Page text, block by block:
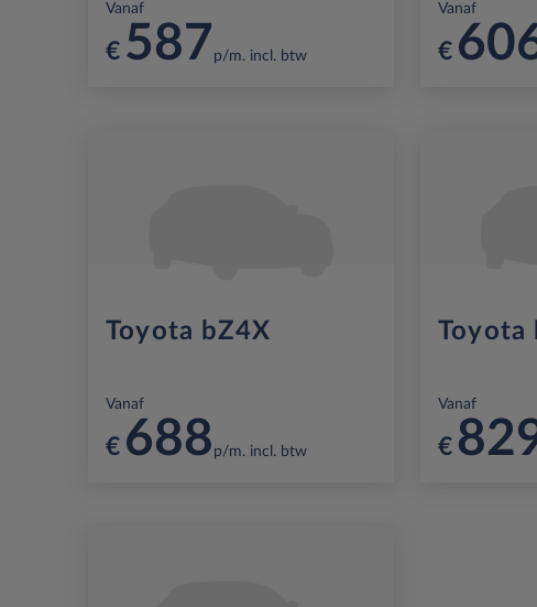
Vanaf
€ 587 p/m. incl. btw
Vanaf
€
Toyota bZ4X
Vanaf
€ 688 p/m. incl. btw
Toyota
Vanaf
€